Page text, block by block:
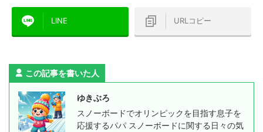
LINE URLコピー
この記事を書いた人
ゆきぶろ
スノーボードでオリンピックを目指す息子を
応援するパパ スノーボードに関する日々の気